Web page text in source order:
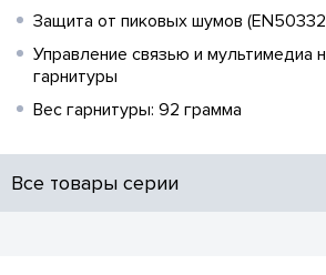
Защита от пиковых шумов
Управление связью и мультимедиа
гарнитуры
Вес гарнитуры: 92 грамма
Все товары серии